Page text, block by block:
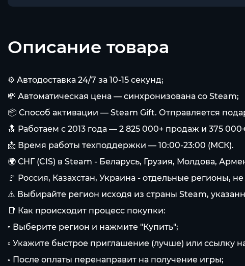
Описание товара
⚙️ Автодоставка 24/7 за 10-15 секунд;
💸 Автоматическая цена — синхронизована со Steam;
📦 Способ активации — Steam Gift. Отправляется
🔝 Работаем с 2013 года — 2 825 000+ продаж и 375
📩 Время работы техподдержки — 10:00-23:00 (МСК).
🌍 СНГ (CIS) в Steam - Беларусь, Грузия, Молдова,
🚩 Россия, Казахстан, Украина - отдельные регионы,
⚠️ Выбирайте регион исходя из страны Steam,
📑 Как происходит процесс покупки:
▫ Выберите регион и нажмите "Купить";
▫ Укажите быстрое приглашение (лучше) или ссылку
▫ После оплаты перенаправит на получение игры;